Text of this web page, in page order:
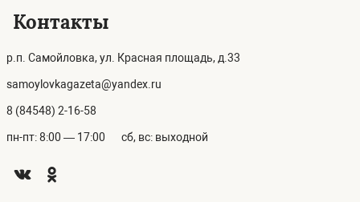
Контакты
р.п. Самойловка, ул. Красная площадь, д.33
samoylovkagazeta@yandex.ru
8 (84548) 2-16-58
пн-пт: 8:00 — 17:00 сб, вс: выходной